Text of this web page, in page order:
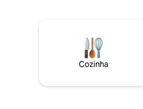
banheiro não se comunicam. Móveis de
jardim, churrasqueira,
privativo, lenha incluída Outra casa de
campo, a Casa de Pedra, fica a
Cozinha